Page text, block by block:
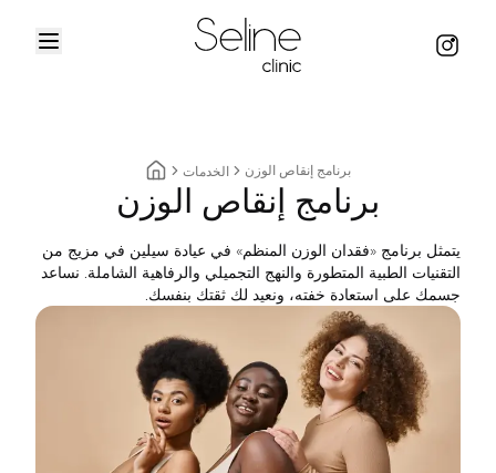
Home breadcrumbs
الخدمات برنامج إنقاص الوزن
برنامج إنقاص الوزن
يتمثل برنامج «فقدان الوزن المنظم» في عيادة سيلين في مزيج من
التقنيات الطبية المتطورة والنهج التجميلي والرفاهية الشاملة. نساعد
جسمك على استعادة خفته، ونعيد لك ثقتك بنفسك.